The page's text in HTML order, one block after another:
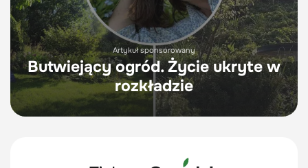
Artykuł sponsorowany
Butwiejący ogród. Życie ukryte w
rozkładzie